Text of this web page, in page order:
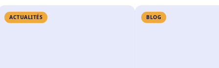
ACTUALITÉS BLOG